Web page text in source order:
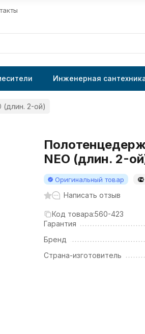
Инженерная
2-ой)
NEO (длин. 2-
Оригинальный товар
Написать отзыв
Код товара:560-423
Гарантия
Бренд
Страна-изготовитель